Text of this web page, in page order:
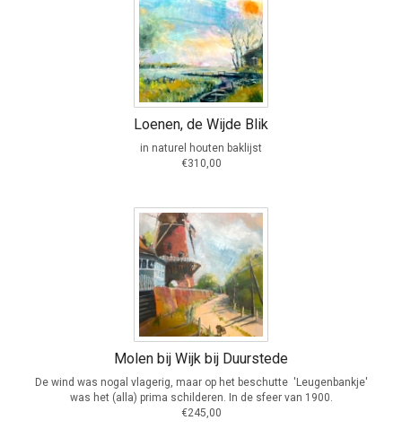
Loenen, de Wijde Blik
in naturel houten baklijst
€310,00
Molen bij Wijk bij Duurstede
De wind was nogal vlagerig, maar op het beschutte 'Leugenbankje'
was het (alla) prima schilderen. In de sfeer van 1900.
€245,00